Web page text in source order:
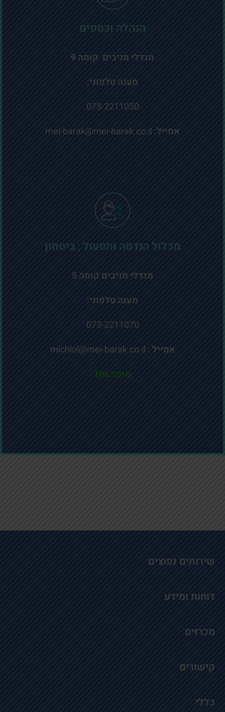
הנהלה וכספים
מגדלי מניבים קומה 9
מענה טלפוני:
073-2211050
אמייל:
מכלול הנדסה ותפעול , ביטחון
מגדלי מניבים קומה 5
מענה טלפוני:
073-2211070
אמייל :
מוקד 106
שירותים נפוצים
דוחות ומידע
מכרזים
קישורים
כללי